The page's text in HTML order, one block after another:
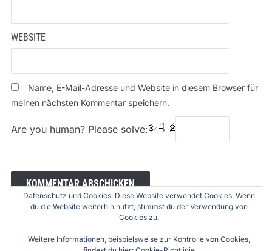
WEBSITE
Name, E-Mail-Adresse und Website in diesem Browser für
meinen nächsten Kommentar speichern.
Are you human? Please solve:
Datenschutz und Cookies: Diese Website verwendet Cookies. Wenn
du die Website weiterhin nutzt, stimmst du der Verwendung von
Cookies zu.
Weitere Informationen, beispielsweise zur Kontrolle von Cookies,